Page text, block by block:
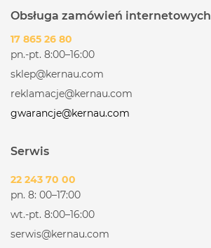
Obsługa zamówień internetowych
17 865 26 80
pn.-pt. 8:00–16:00
sklep@kernau.com
reklamacje@kernau.com
gwarancje@kernau.com
Serwis
22 243 70 00
pn. 8: 00–17:00
wt.-pt. 8:00–16:00
serwis@kernau.com